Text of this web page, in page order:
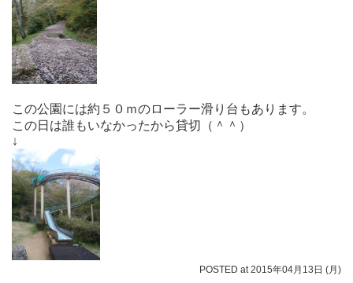
この公園には約５０ｍのローラー滑り台もあります。
この日は誰もいなかったから貸切（＾＾）
↓
POSTED at 2015年04月13日 (月)